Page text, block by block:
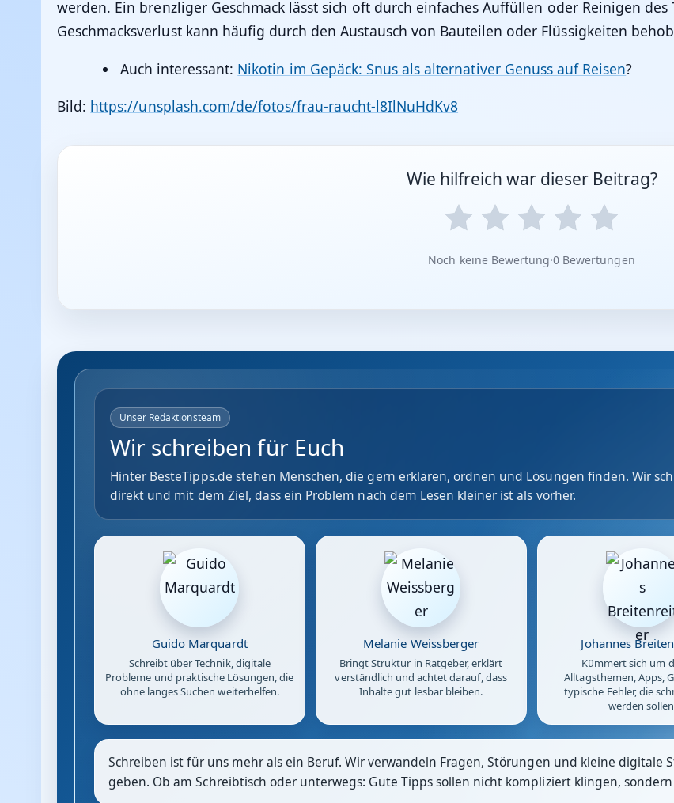
werden. Ein brenzliger Geschmack lässt sich oft durch einfaches Auffüllen oder Reinigen
Geschmacksverlust kann häufig durch den Austausch von Bauteilen oder Flüssigkeiten
Auch interessant: Nikotin im Gepäck: Snus als alternativer Genuss auf Reisen?
Bild: https://unsplash.com/de/fotos/frau-raucht-l8IlNuHdKv8
Wie hilfreich war dieser Beitrag?
Noch keine Bewertung·0 Bewertungen
Unser Redaktionsteam
Wir schreiben für Euch
Hinter BesteTipps.de stehen Menschen, die gern erklären, ordnen und Lösungen finden. Wir
direkt und mit dem Ziel, dass ein Problem nach dem Lesen kleiner ist als vorher.
Guido Marquardt
Schreibt über Technik, digitale
Probleme und praktische Lösungen, die
ohne langes Suchen weiterhelfen.
Melanie Weissberger
Bringt Struktur in Ratgeber, erklärt
verständlich und achtet darauf, dass
Inhalte gut lesbar bleiben.
Johannes
Kümmert sich um
Alltagsthemen, Apps,
typische Fehler, die
werden
Schreiben ist für uns mehr als ein Beruf. Wir verwandeln Fragen, Störungen und kleine digitale
geben. Ob am Schreibtisch oder unterwegs: Gute Tipps sollen nicht kompliziert klingen,